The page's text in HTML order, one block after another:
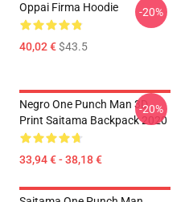
Oppai Firma Hoodie
40,02 €$43.5
-20%
Negro One Punch Man 3D
Print Saitama Backpack 2020
33,94 € - 38,18 €
-20%